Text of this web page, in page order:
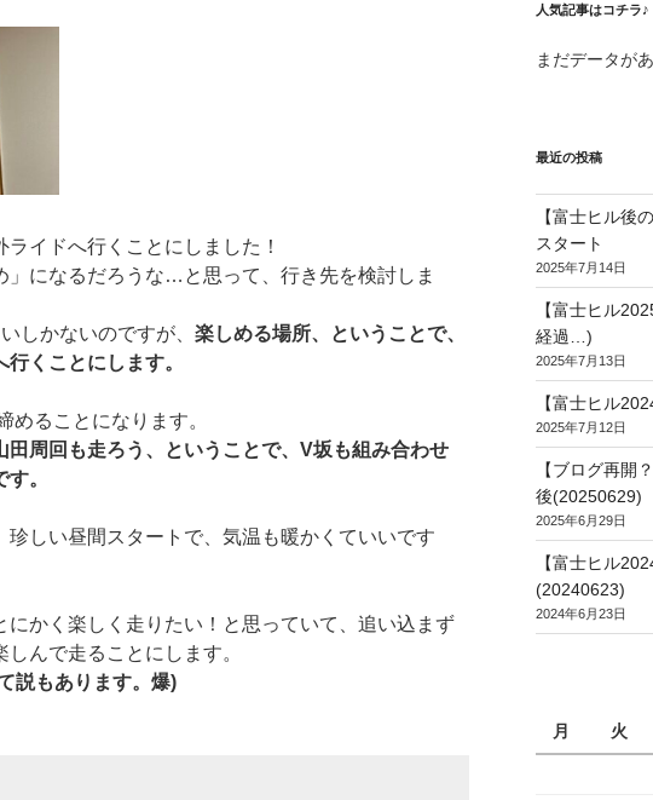
イドへ行くことにしました！
」になるだろうな…と思って、行き先を検討しま
しかないのですが、 楽しめる場所、ということで、
くことにします。
めることになります。
田周回も走ろう、ということで、V坂も組み合わせ
。
珍しい昼間スタートで、気温も暖かくていいです
にかく楽しく走りたい！と思っていて、追い込まず
んで走ることにします。
説もあります。爆)
人気記事はコチラ♪
まだデータが
最近の投稿
【富士ヒル後
スタート
2025年7月14日
【富士ヒル
経過…)
2025年7月13日
【富士ヒル
2025年7月12日
【ブログ再開
後(20250629)
2025年6月29日
【富士ヒル
(20240623)
2024年6月23日
月 火